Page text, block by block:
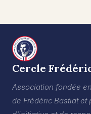
Cercle
Association fondée
de Frédéric Bastiat